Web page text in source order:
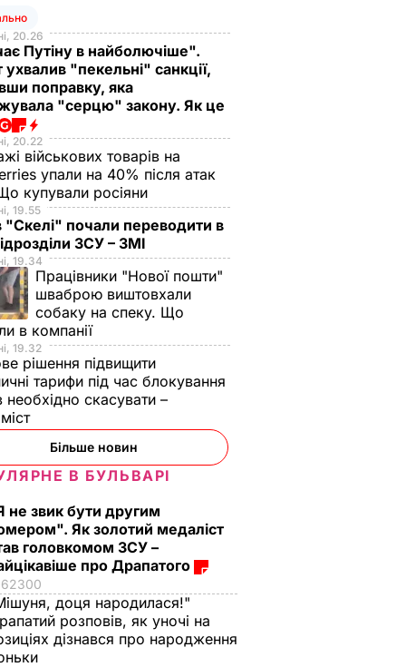
20.26
Путіну в найболючіше".
ухвалив "пекельні" санкції,
поправку, яка
"серцю" закону. Як це
20.22
військових товарів на
упали на 40% після атак
купували росіяни
19.55
"Скелі" почали переводити в
ЗСУ – ЗМІ
19.34
Працівники "Нової пошти"
шваброю виштовхали
собаку на спеку. Що
в компанії
19.32
рішення підвищити
тарифи під час блокування
необхідно скасувати –
Більше новин
В БУЛЬВАРІ
не звик бути другим
Як золотий медаліст
головкомом ЗСУ –
про Драпатого
62300
доця народилася!"
розповів, як уночі на
дізнався про народження